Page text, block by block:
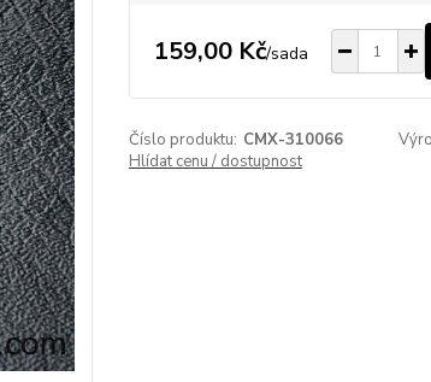
159,00 Kč/sada
Číslo produktu: CMX-310066
Hlídat cenu / dostupnost